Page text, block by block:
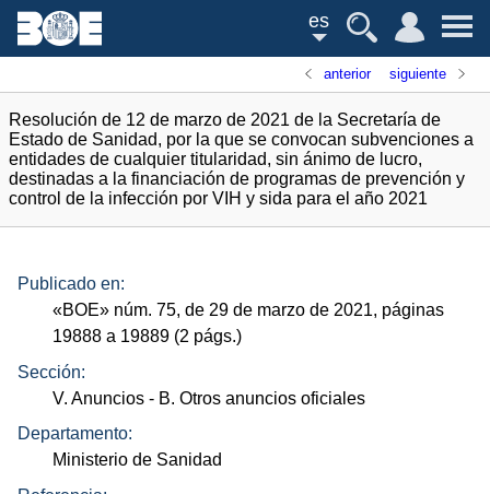
es
anterior siguiente
Resolución de 12 de marzo de 2021 de la Secretaría de
Estado de Sanidad, por la que se convocan subvenciones a
entidades de cualquier titularidad, sin ánimo de lucro,
destinadas a la financiación de programas de prevención y
control de la infección por VIH y sida para el año 2021
Publicado en:
«BOE» núm. 75, de 29 de marzo de 2021, páginas
19888 a 19889 (2 págs.)
Sección:
V. Anuncios - B. Otros anuncios oficiales
Departamento:
Ministerio de Sanidad